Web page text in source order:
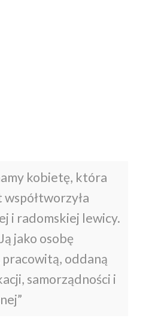
kobietę, która
i radomskiej lewicy.
jako osobę
oddaną
samorządności i